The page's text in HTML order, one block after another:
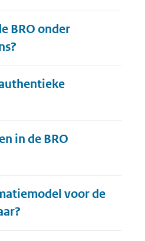
BRO onder
in de BRO
voor de